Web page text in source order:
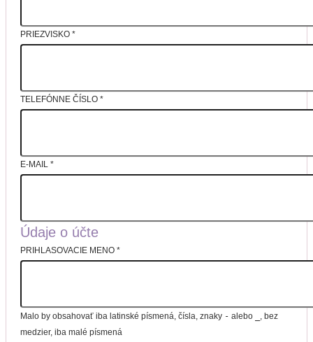
PRIEZVISKO *
TELEFÓNNE ČÍSLO *
E-MAIL *
Údaje o účte
PRIHLASOVACIE MENO *
Malo by obsahovať iba latinské písmená, čísla, znaky - alebo
, bez
medzier, iba malé písmená